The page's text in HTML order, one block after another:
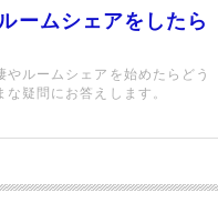
ームシェアをしたら
ルームシェアを始めたらどう
疑問にお答えします。